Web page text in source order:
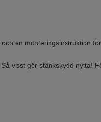
en monteringsinstruktion
visst gör stänkskydd nytta!